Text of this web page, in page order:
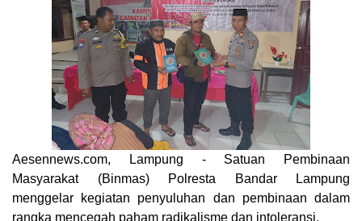
Aesennews.com, Lampung - Satuan Pembinaan
Masyarakat (Binmas) Polresta Bandar Lampung
menggelar kegiatan penyuluhan dan pembinaan dalam
rangka mencegah paham radikalisme dan intoleransi.